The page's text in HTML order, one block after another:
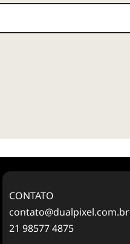
CONTATO
contato@dualpixel.com.br
21 98577 4875